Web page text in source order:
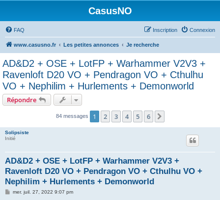
CasusNO
FAQ Connexion
Inscription
www.casusno.fr Les petites annonces Je recherche
AD&D2 + OSE + LotFP + Warhammer V2V3 +
Ravenloft D20 VO + Pendragon VO + Cthulhu
VO + Nephilim + Hurlements + Demonworld
Répondre
84 messages 1 2 3 4 5 6
Solipsiste
Initié
AD&D2 + OSE + LotFP + Warhammer V2V3 +
Ravenloft D20 VO + Pendragon VO + Cthulhu VO +
Nephilim + Hurlements + Demonworld
Mmer. juil. 27, 2022 9:07 pm